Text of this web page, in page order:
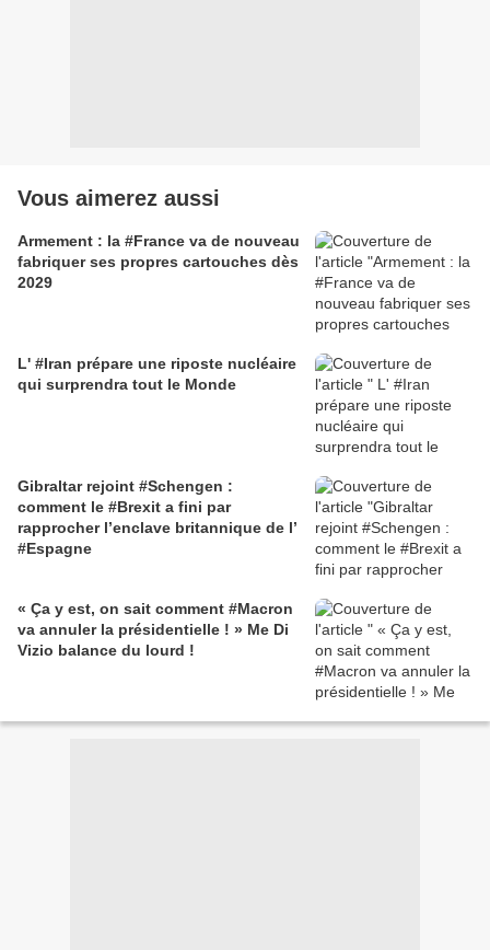
Vous aimerez aussi
Armement : la #France va de nouveau
fabriquer ses propres cartouches dès
2029
L' #Iran prépare une riposte nucléaire
qui surprendra tout le Monde
Gibraltar rejoint #Schengen :
comment le #Brexit a fini par
rapprocher l’enclave britannique de l’
#Espagne
« Ça y est, on sait comment #Macron
va annuler la présidentielle ! » Me Di
Vizio balance du lourd !